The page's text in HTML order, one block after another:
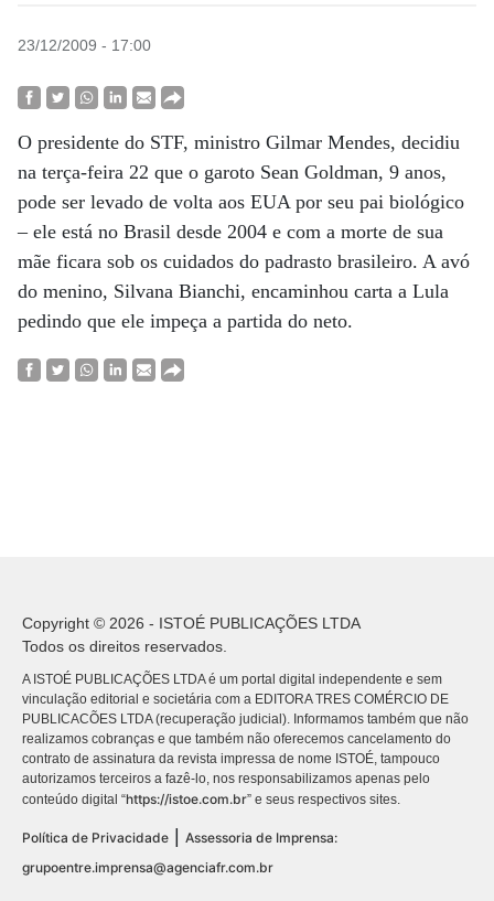
23/12/2009 - 17:00
O presidente do STF, ministro Gilmar Mendes, decidiu
na terça-feira 22 que o garoto Sean Goldman, 9 anos,
pode ser levado de volta aos EUA por seu pai biológico
– ele está no Brasil desde 2004 e com a morte de sua
mãe ficara sob os cuidados do padrasto brasileiro. A avó
do menino, Silvana Bianchi, encaminhou carta a Lula
pedindo que ele impeça a partida do neto.
Copyright © 2026 - ISTOÉ PUBLICAÇÕES LTDA
Todos os direitos reservados.
A ISTOÉ PUBLICAÇÕES LTDA é um portal digital independente e sem
vinculação editorial e societária com a EDITORA TRES COMÉRCIO DE
PUBLICACÕES LTDA (recuperação judicial). Informamos também que não
realizamos cobranças e que também não oferecemos cancelamento do
contrato de assinatura da revista impressa de nome ISTOÉ, tampouco
autorizamos terceiros a fazê-lo, nos responsabilizamos apenas pelo
conteúdo digital “https://istoe.com.br” e seus respectivos sites.
Política de Privacidade
Assessoria de Imprensa:
grupoentre.imprensa@agenciafr.com.br